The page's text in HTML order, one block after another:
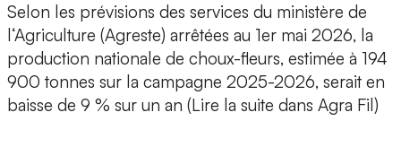
Selon les prévisions des services du ministère de
l‘Agriculture (Agreste) arrêtées au 1er mai 2026, la
production nationale de choux-fleurs, estimée à 194
900 tonnes sur la campagne 2025-2026, serait en
baisse de 9 % sur un an (Lire la suite dans Agra Fil)